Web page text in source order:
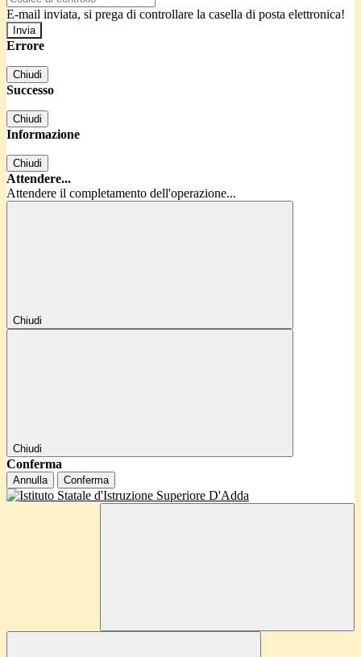
E-mail inviata, si prega di controllare la casella di posta elettronica!
Errore
Chiudi
Successo
Chiudi
Informazione
Chiudi
Attendere...
Attendere il completamento dell'operazione...
Chiudi
Chiudi
Conferma
Annulla Conferma